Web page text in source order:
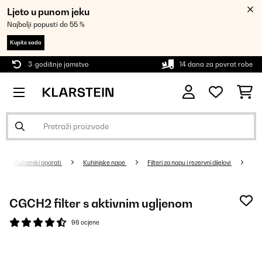
Ljeto u punom jeku
Najbolji popusti do 55 %
Kupite sada
3-godišnje jamstvo 14 dana za povrat robe
Kućanski aparati Kuhinjske nape Filteri za napu i rezervni dijelovi
CGCH2 filter s aktivnim ugljenom
96 ocjene